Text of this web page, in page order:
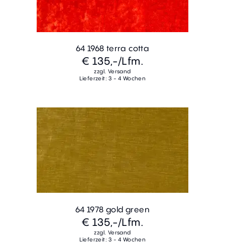
64 1968 terra cotta
€ 135,-/Lfm.
zzgl. Versand
Lieferzeit: 3 - 4 Wochen
64 1978 gold green
€ 135,-/Lfm.
zzgl. Versand
Lieferzeit: 3 - 4 Wochen